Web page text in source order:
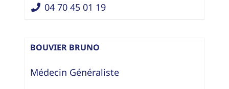
04 70 45 01 19
BOUVIER BRUNO
Médecin Généraliste